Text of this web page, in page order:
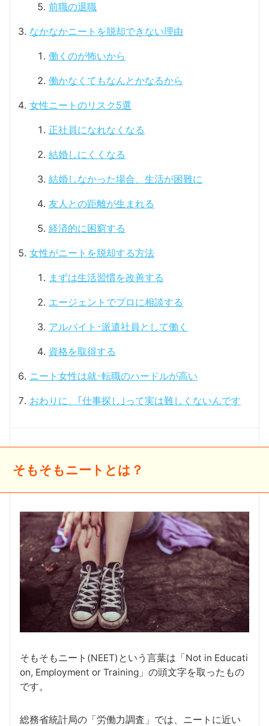
前職の退職
なかなかニートを脱却できない理由
働くのが怖いから
働かなくてもなんとかなるから
女性ニートのリスク5選
正社員になれなくなる
結婚しにくくなる
結婚しなかった場合、生活が困難に
友人との距離が生まれる
経済的に困窮する
女性がニートを脱却する方法
まずは生活習慣を改善する
エージェントでプロに相談する
アルバイト･派遣社員として働く
資格を取得する
ニート女性は就･転職のハードルが高い
おわりに、｢仕事探し｣って実は難しくないんです
そもそもニートとは？
そもそもニート(NEET)という言葉は「Not in Educati
on, Employment or Training」の頭文字を取ったもの
です。
総務省統計局の「労働力調査」では、ニートに近い